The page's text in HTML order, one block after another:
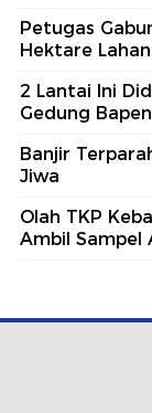
Petugas
Hektare
2 Lantai Ini
Gedung
Banjir
Jiwa
Olah TKP
Ambil Sampel